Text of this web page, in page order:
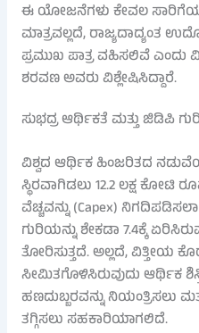
ಈ ಯೋಜನೆಗಳು ಕೇವಲ
ಮಾತ್ರವಲ್ಲದೆ, ರಾಜ್ಯದಾದ್ಯಂತ
ಪ್ರಮುಖ ಪಾತ್ರ ವಹಿಸಲಿವೆ
ಶರವಣ ಅವರು ವಿಶ್ಲೇಷಿಸಿದ್ದಾರೆ.
ಸುಭದ್ರ ಆರ್ಥಿಕತೆ ಮತ್ತು ಜಿಡಿಪಿ ಗುರಿ
ವಿಶ್ವದ ಆರ್ಥಿಕ ಹಿಂಜರಿತದ
ಸ್ಥಿರವಾಗಿಡಲು 12.2 ಲಕ್ಷ
ವೆಚ್ಚವನ್ನು (Capex)
ಗುರಿಯನ್ನು ಶೇಕಡಾ 7.4ಕ್ಕೆ
ತೋರಿಸುತ್ತದೆ. ಅಲ್ಲದೆ, ವಿತ್ತೀಯ
ಸೀಮಿತಗೊಳಿಸಿರುವುದು ಆರ್ಥಿಕ
ಹಣದುಬ್ಬರವನ್ನು ನಿಯಂತ್ರಿಸಲು
ತಗ್ಗಿಸಲು ಸಹಕಾರಿಯಾಗಲಿದೆ.